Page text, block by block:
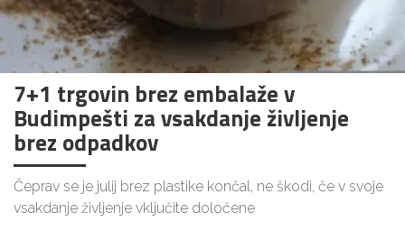
7+1 trgovin brez embalaže v
Budimpešti za vsakdanje življenje
brez odpadkov
Čeprav se je julij brez plastike končal, ne škodi, če v svoje
vsakdanje življenje vključite določene